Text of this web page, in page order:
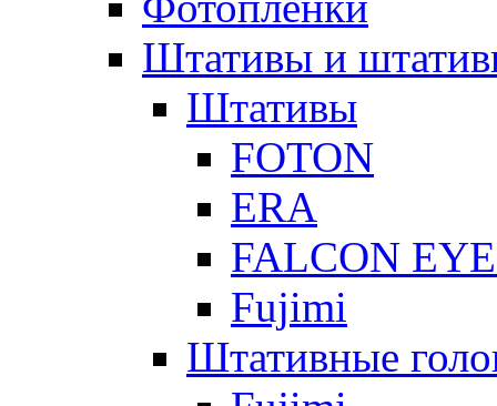
Штативы и
Штативы
FOTON
ERA
FALCON
Fujimi
Штативные